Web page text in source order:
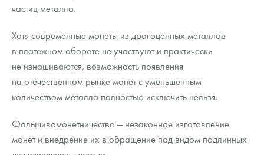
частиц металла.
Хотя современные монеты из драгоценных металлов
в платежном обороте не участвуют и практически
не изнашиваются, возможность появления
на отечественном рынке монет с уменьшенным
количеством металла полностью исключить нельзя.
Фальшивомонетничество — незаконное изготовление
монет и внедрение их в обращение под видом подлинных